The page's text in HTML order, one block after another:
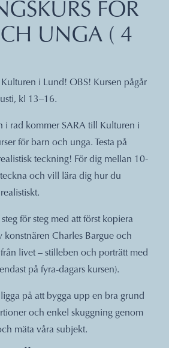
FÖR
UNGA ( 4
Kulturen i Lund! OBS! Kursen pågår
kl 13–16.
i rad kommer SARA till Kulturen i
för barn och unga. Testa på
teckning! För dig mellan 10-
och vill lära dig hur du
för steg med att först kopiera
konstnären Charles Bargue och
livet – stilleben och porträtt med
på fyra-dagars kursen).
på att bygga upp en bra grund
och enkel skuggning genom
mäta våra subjekt.